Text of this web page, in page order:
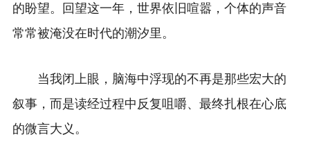
的盼望。回望这一年，世界依旧喧嚣，个体的声音
常常被淹没在时代的潮汐里。
当我闭上眼，脑海中浮现的不再是那些宏大的
叙事，而是读经过程中反复咀嚼、最终扎根在心底
的微言大义。